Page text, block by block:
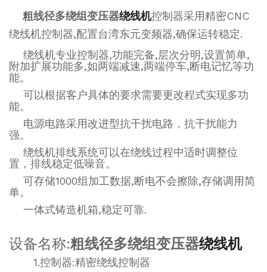
粗线径多绕组变压器绕线机控制器采用精密CNC
绕线机控制器,配置台湾东元变频器,确保运转稳定.
绕线机专业控制器,功能完备,层次分明,设置简单,
附加扩展功能多,如两端减速,两端停车,断电记忆等功
能。
可以根据客户具体的要求需要更改程式实现多功
能。
电源电路采用改进型抗干扰电路，抗干扰能力
强。
绕线机排线系统可以在绕线过程中适时调整位
置，排线稳定低噪音。
可存储1000组加工数据,断电不会擦除,存储调用简
单。
一体式铸造机箱,稳定可靠.
设备名称:粗线径多绕组变压器绕线机
1.控制器:精密绕线控制器